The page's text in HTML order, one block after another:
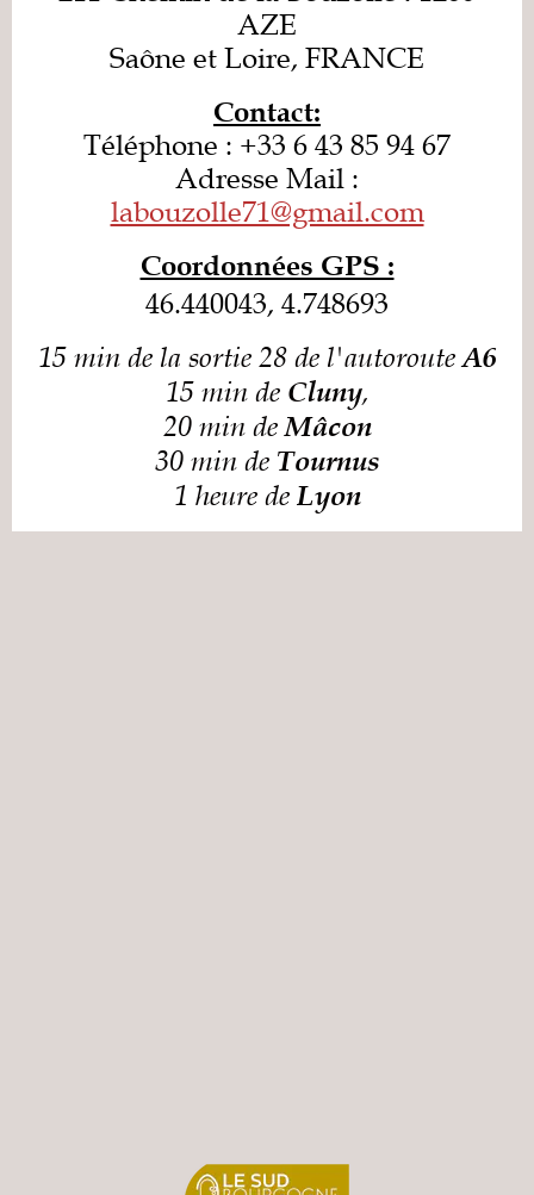
AZE
Saône et Loire, FRANCE
Contact:
Téléphone : +33 6 43 85 94 67
Adresse Mail :
labouzolle71@gmail.com
Coordonnées GPS :
46.440043, 4.748693
15 min de la sortie 28 de l'autorouteA6
15 min de Cluny,
20 min deMâcon
30 min de Tournus
1 heure deLyon